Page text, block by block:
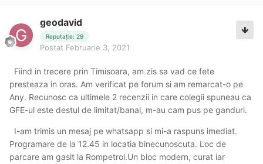
geodavid
Reputație: 29
Postat Februarie 3, 2021
Fiind in trecere prin Timisoara, am zis sa vad ce fete
presteaza in oras. Am verificat pe forum si am remarcat-o pe
Any. Recunosc ca ultimele 2 recenzii in care colegii spuneau ca
GFE-ul este destul de limitat/banal, m-au cam pus pe ganduri.
I-am trimis un mesaj pe whatsapp si mi-a raspuns imediat.
Programare de la 12.45 in locatia binecunoscuta. Loc de
parcare am gasit la Rompetrol.Un bloc modern, curat iar